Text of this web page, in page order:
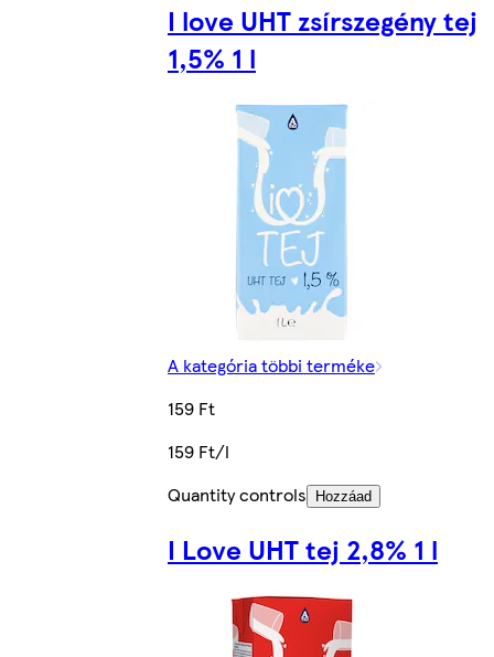
I love UHT zsírszegény tej
1,5% 1 l
A kategória többi terméke
159 Ft
159 Ft/l
Quantity controls
Hozzáad
I Love UHT tej 2,8% 1 l